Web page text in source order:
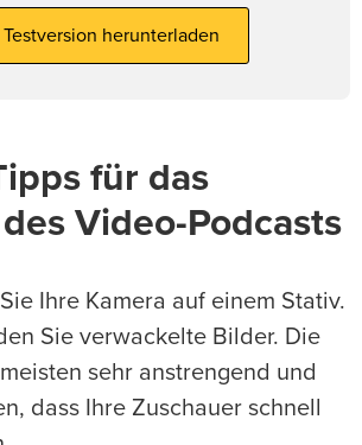
Testversion herunterladen
für das
Video-Podcasts
Ihre Kamera auf einem Stativ.
Sie verwackelte Bilder. Die
sehr anstrengend und
dass Ihre Zuschauer schnell